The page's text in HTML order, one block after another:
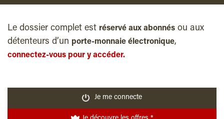
Le dossier complet est réservé aux abonnés ou aux
détenteurs d’un porte-monnaie électronique,
connectez-vous pour y accéder.
Je me connecte